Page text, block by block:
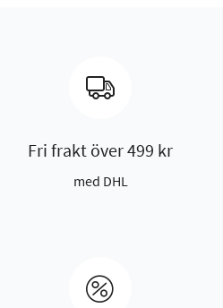
Fri frakt över 499 kr
med DHL